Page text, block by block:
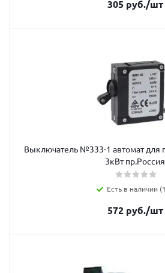
305руб./шт
Выключатель №333-1 автомат для
3кВт пр.Россия
Есть в наличии
572руб./шт